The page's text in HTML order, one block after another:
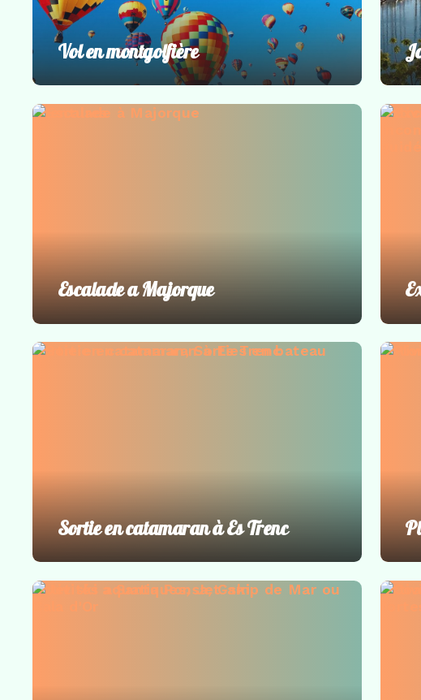
Vol en montgolfière
Escalade a Majorque
Aventures
Sortie en catamaran à Es Trenc
Sortie en catamaran,Sorties en bateau
Activités aquatiques,Jet-ski